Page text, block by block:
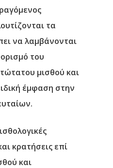
τα
να λαμβάνονται
του
μισθού και
έμφαση στην
κρατήσεις επί
και